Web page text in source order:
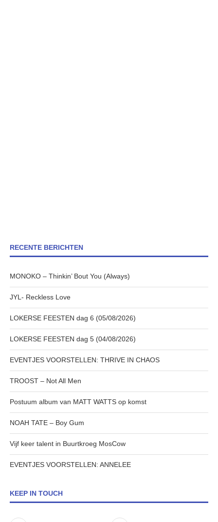
RECENTE BERICHTEN
MONOKO – Thinkin’ Bout You (Always)
JYL- Reckless Love
LOKERSE FEESTEN dag 6 (05/08/2026)
LOKERSE FEESTEN dag 5 (04/08/2026)
EVENTJES VOORSTELLEN: THRIVE IN CHAOS
TROOST – Not All Men
Postuum album van MATT WATTS op komst
NOAH TATE – Boy Gum
Vijf keer talent in Buurtkroeg MosCow
EVENTJES VOORSTELLEN: ANNELEE
KEEP IN TOUCH